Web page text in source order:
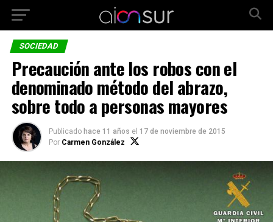
SOCIEDAD
Precaución ante los robos con el
denominado método del abrazo,
sobre todo a personas mayores
Publicado hace 11 años el 17 de noviembre de 2015
Por Carmen González